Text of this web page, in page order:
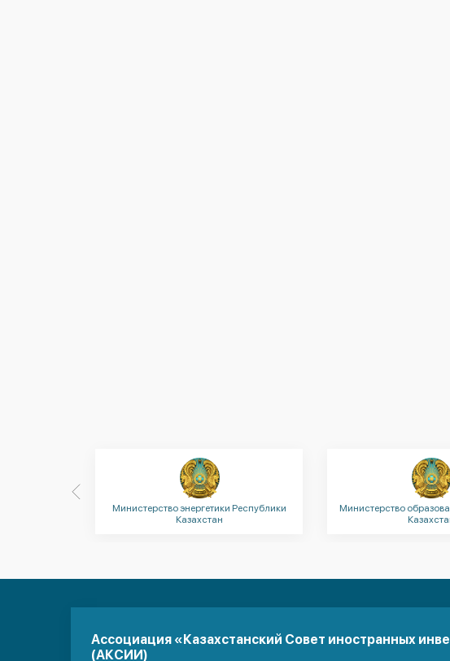
Министерство энергетики Республики
Казахстан
Министерство
Ассоциация «Казахстанский Совет иностранных
(АКСИИ)